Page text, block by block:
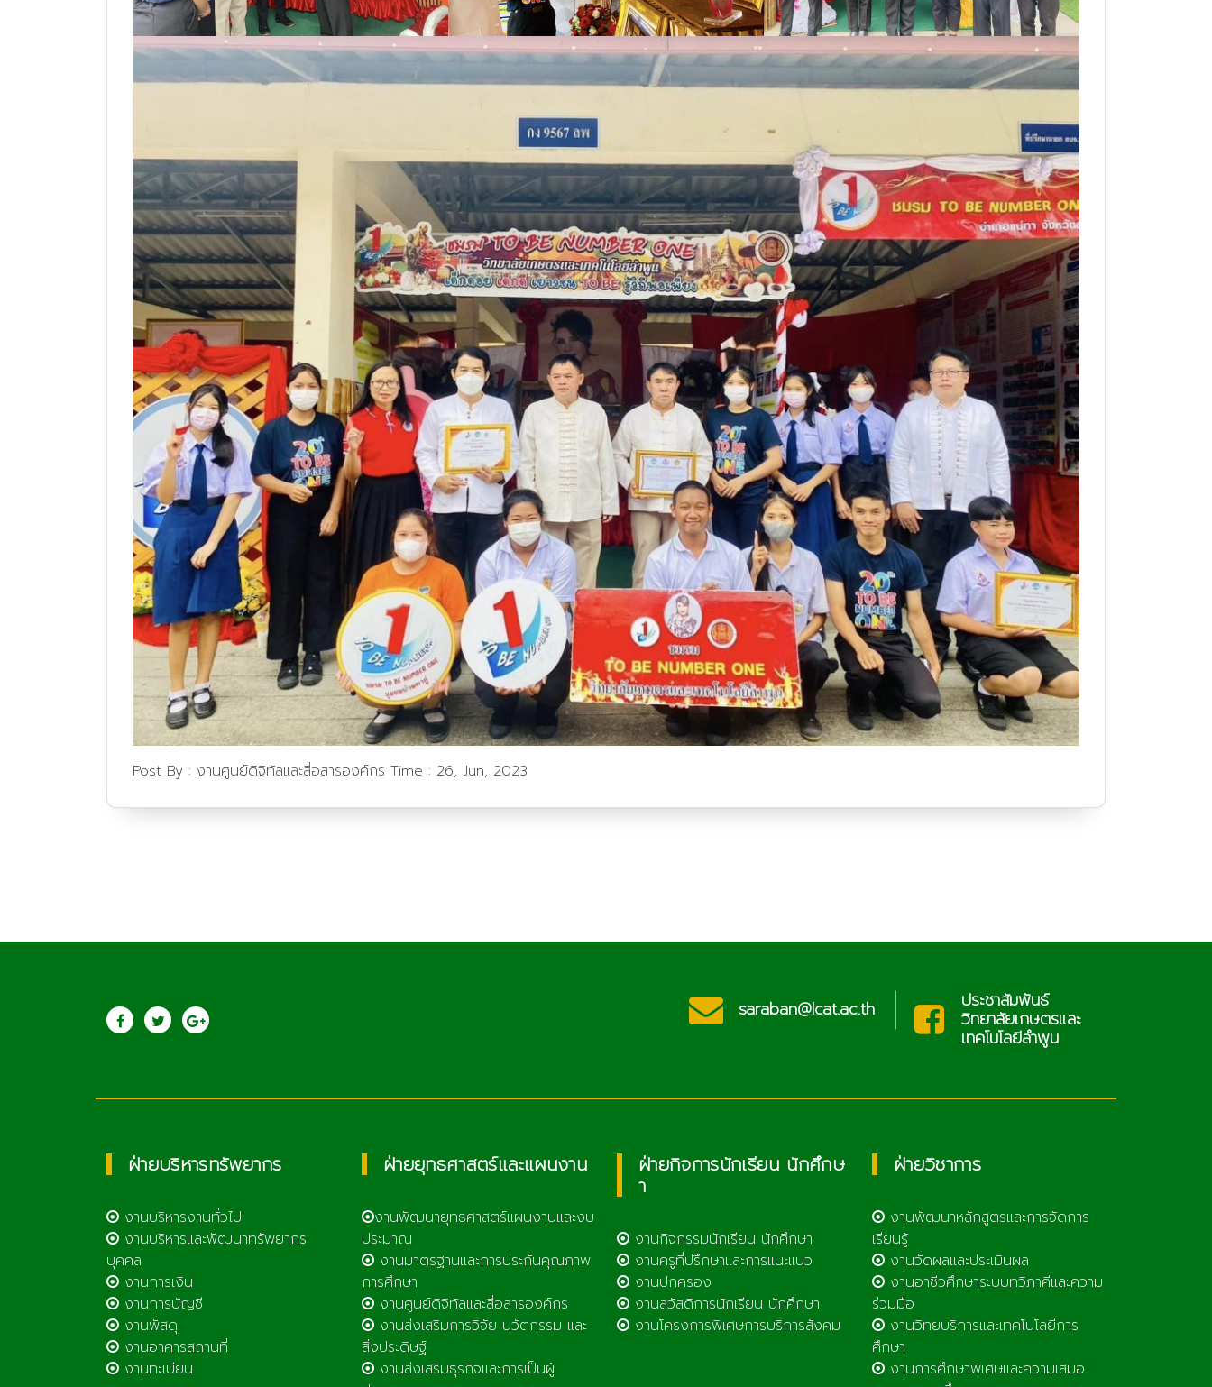
Post By : งานศูนย์ดิจิทัลและสื่อสารองค์กร Time : 26, Jun, 2023
ประชาสัมพันธ์
วิทยาลัยเกษตรและ
เทคโนโลยีลำพูน
saraban@lcat.ac.th ประชาสัมพันธ์
วิทยาลัยเกษตรและ
เทคโนโลยีลำพูน
ฝ่ายบริหารทรัพยากร
งานบริหารงานทั่วไป
งานบริหารและพัฒนาทรัพยากร
บุคคล
งานการเงิน
งานการบัญชี
งานพัสดุ
งานอาคารสถานที่
งานทะเบียน
ฝ่ายยุทธศาสตร์และแผนงาน
งานพัฒนายุทธศาสตร์แผนงานและงบ
ประมาณ
งานมาตรฐานและการประกันคุณภาพ
การศึกษา
งานศูนย์ดิจิทัลและสื่อสารองค์กร
งานส่งเสริมการวิจัย นวัตกรรม และ
สิ่งประดิษฐ์
งานส่งเสริมธุรกิจและการเป็นผู้
ฝ่ายกิจการนักเรียน นักศึกษ
า
งานกิจกรรมนักเรียน นักศึกษา
งานครูที่ปรึกษาและการแนะแนว
งานปกครอง
งานสวัสดิการนักเรียน นักศึกษา
งานโครงการพิเศษการบริการสังคม
ฝ่ายวิชาการ
งานพัฒนาหลักสูตรและการจัดการ
เรียนรู้
งานวัดผลและประเมินผล
งานอาชีวศึกษาระบบทวิภาคีและความ
ร่วมมือ
งานวิทยบริการและเทคโนโลยีการ
ศึกษา
งานการศึกษาพิเศษและความเสมอ